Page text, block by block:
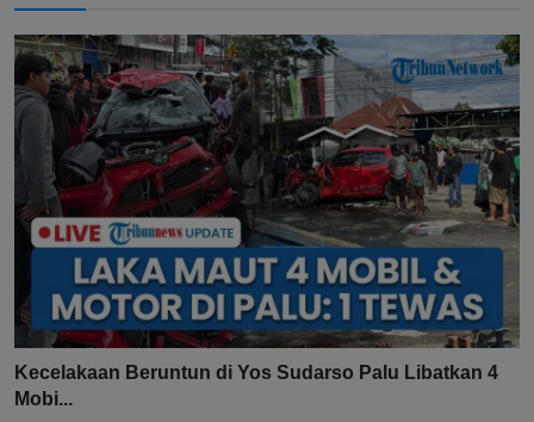
Kecelakaan Beruntun di Yos Sudarso Palu Libatkan 4
Mobi...